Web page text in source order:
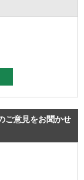
ご意見をお聞かせ